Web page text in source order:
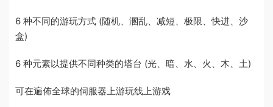
6 种不同的游玩方式 (随机、溷乱、减短、极限、快进、沙
盒)
6 种元素以提供不同种类的塔台 (光、暗、水、火、木、土)
可在遍佈全球的伺服器上游玩线上游戏